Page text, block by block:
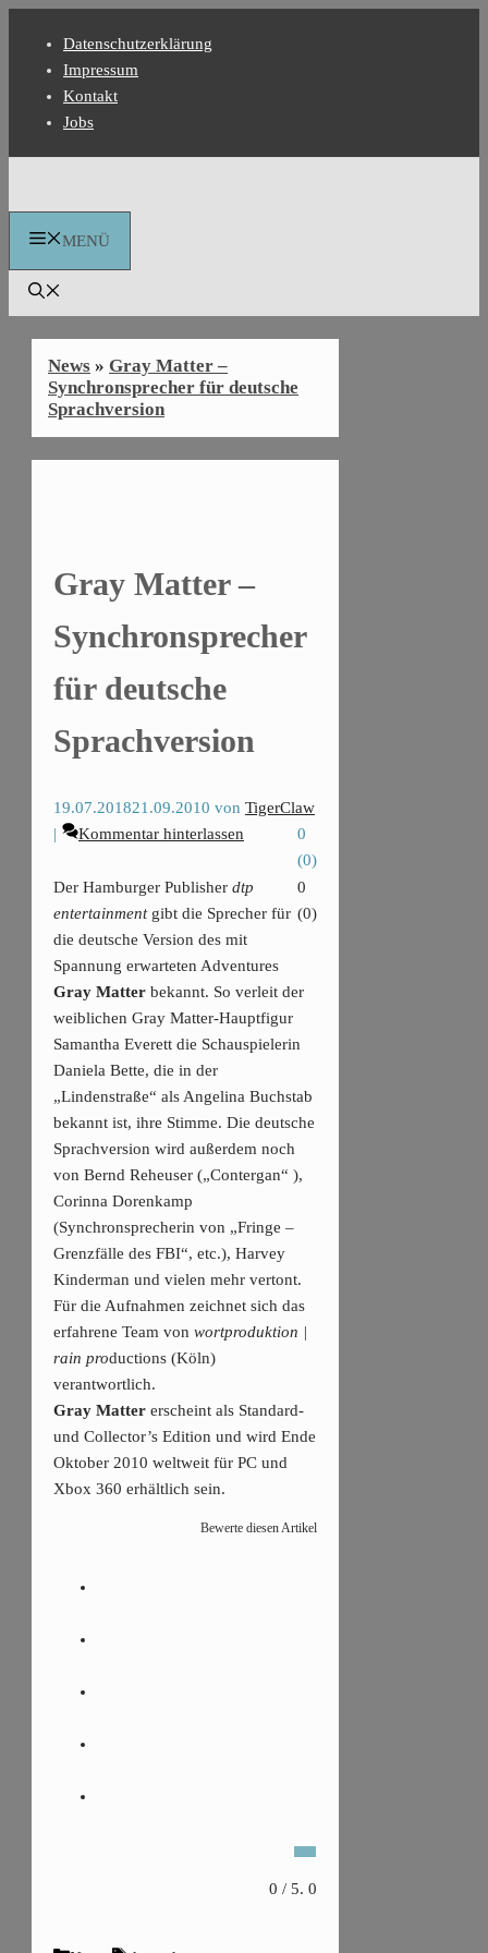
springen
Datenschutzerklärung
Impressum
Kontakt
Jobs
MENÜ
News » Gray Matter –
Synchronsprecher für deutsche
Sprachversion
Gray Matter –
Synchronsprecher
für deutsche
Sprachversion
19.07.201821.09.2010 von TigerClaw
0
(0)
Kommentar hinterlassen
0
(0)
Der Hamburger Publisher dtp
entertainmentgibt die Sprecher für
die deutsche Version des mit
Spannung erwarteten Adventures
Gray Matter bekannt. So verleit der
weiblichen Gray Matter-Hauptfigur
Samantha Everett die Schauspielerin
Daniela Bette, die in der
„Lindenstraße“ als Angelina Buchstab
bekannt ist, ihre Stimme. Die deutsche
Sprachversion wird außerdem noch
von Bernd Reheuser („Contergan“ ),
Corinna Dorenkamp
(Synchronsprecherin von „Fringe –
Grenzfälle des FBI“, etc.), Harvey
Kinderman und vielen mehr vertont.
Für die Aufnahmen zeichnet sich das
erfahrene Team von wortproduktion |
rain productions (Köln)
verantwortlich.
Gray Matter erscheint als Standard-
und Collector’s Edition und wird Ende
Oktober 2010 weltweit für PC und
Xbox 360 erhältlich sein.
Bewerte diesen Artikel
0 / 5. 0